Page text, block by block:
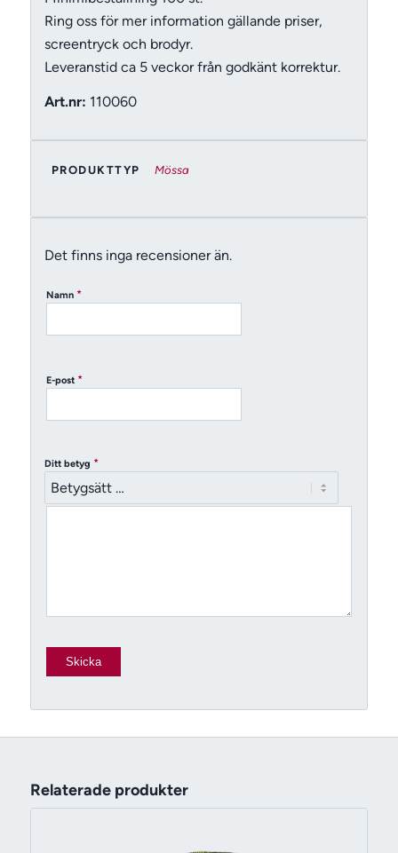
Ring oss för mer information gällande priser,
screentryck och brodyr.
Leveranstid ca 5 veckor från godkänt korrektur.
Art.nr: 110060
PRODUKTTYP Mössa
Det finns inga recensioner än.
Namn *
E-post *
Ditt betyg *
Relaterade produkter